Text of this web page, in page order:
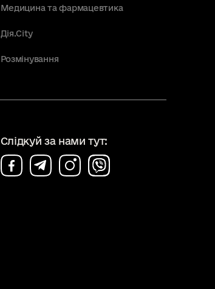
Медицина та фармацевтика
Дія.City
Розмінування
Слідкуй за нами тут: